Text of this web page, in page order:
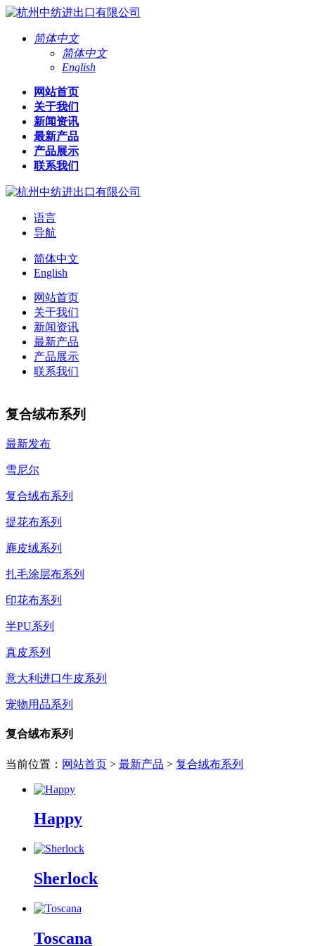
简体中文
简体中文
English
网站首页
关于我们
新闻资讯
最新产品
产品展示
联系我们
语言
导航
简体中文
English
网站首页
关于我们
新闻资讯
最新产品
产品展示
联系我们
复合绒布系列
最新发布
雪尼尔
复合绒布系列
提花布系列
麂皮绒系列
扎毛涂层布系列
印花布系列
半PU系列
真皮系列
意大利进口牛皮系列
宠物用品系列
复合绒布系列
当前位置： 网站首页 > 最新产品 > 复合绒布系列
Happy
Sherlock
Toscana